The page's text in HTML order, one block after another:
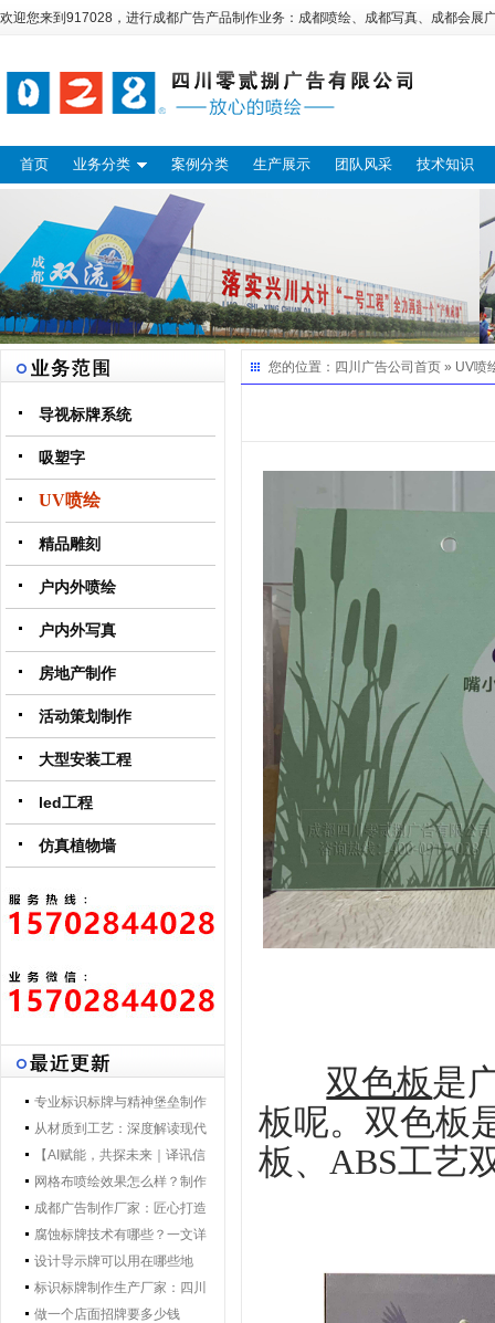
欢迎您来到917028，进行成都广告产品制作业务： 成都喷绘、 成都写真、 成都会展
首页 业务分类 案例分类 生产展示 团队风采 技术知识
导视标牌系统
吸塑字
UV喷绘
精品雕刻
户内外喷绘
户内外写真
房地产制作
活动策划制作
大型安装工程
led工程
仿真植物墙
专业标识标牌与精神堡垒制作
专家 | 零贰捌广告制作集团 - 打
造一体化导视解决方案，提升
品牌形象与空间效率
从材质到工艺：深度解读现代
导视标牌制作技术
【AI赋能，共探未来｜译讯信
息董事长马万炯先生一行莅临
028广告制作集团交流赋能】
网格布喷绘效果怎么样？制作
工艺要点核心优势
成都广告制作厂家：匠心打造
城市视觉新名片
腐蚀标牌技术有哪些？一文详
解行业主流工艺与应用
设计导示牌可以用在哪些地
方？
标识标牌制作生产厂家：四川
零贰捌广告公司的匠心之路
做一个店面招牌要多少钱
您的位置： 四川广告公司 首页 » UV喷
双色板是
板呢。双色板
板、ABS工艺